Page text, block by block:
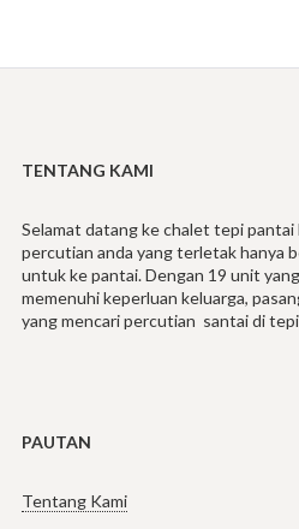
TENTANG KAMI
Selamat datang ke chalet tepi pantai
percutian anda yang terletak hanya
untuk ke pantai. Dengan 19 unit
memenuhi keperluan keluarga,
yang mencari percutian santai di
PAUTAN
Tentang Kami